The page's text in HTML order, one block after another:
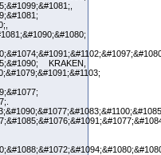
KRAKEN,